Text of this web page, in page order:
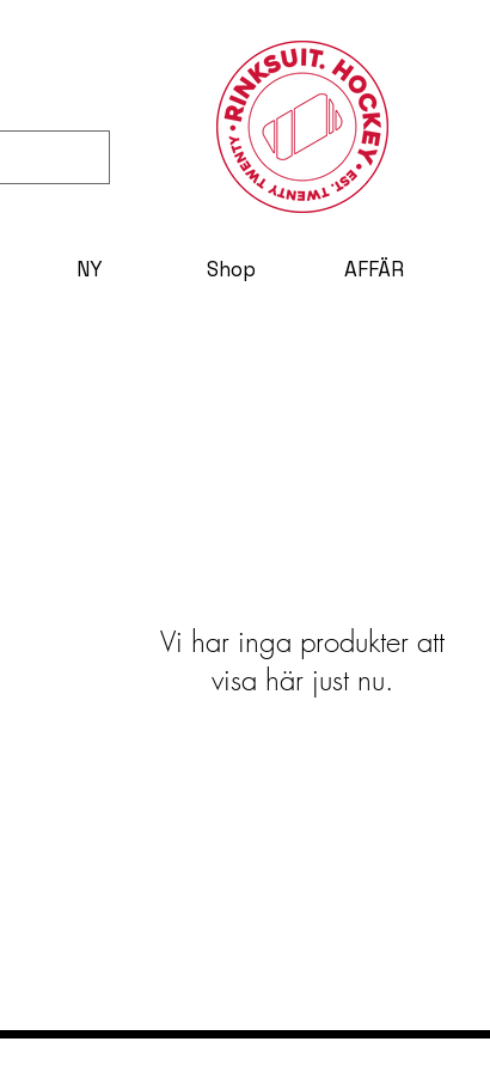
NY Shop AFFÄR
Vi har inga produkter att
visa här just nu.